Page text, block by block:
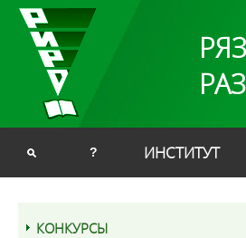
? ИНСТИТУТ
КОНКУРСЫ